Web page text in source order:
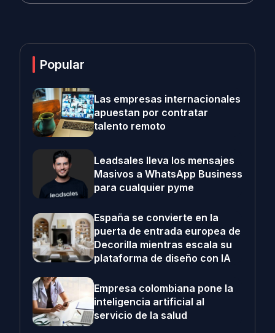
Popular
Las empresas internacionales
apuestan por contratar
talento remoto
Leadsales lleva los mensajes
Masivos a WhatsApp Business
para cualquier pyme
España se convierte en la
puerta de entrada europea de
Decorilla mientras escala su
plataforma de diseño con IA
Empresa colombiana pone la
inteligencia artificial al
servicio de la salud